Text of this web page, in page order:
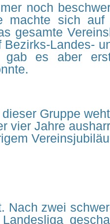
noch
machte sich
gesamte
Landes-
gab es aber
Gruppe
vier Jahre
Nach zwei